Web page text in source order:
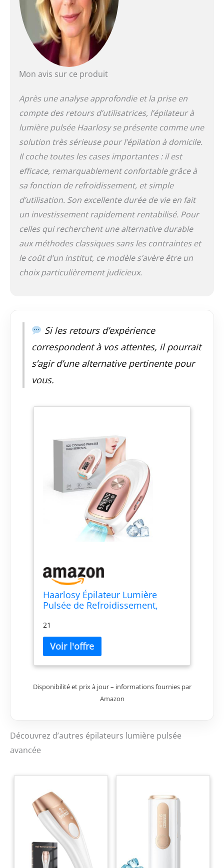
Mon avis sur ce produit
Après une analyse approfondie et la prise en
compte des retours d’utilisatrices, l’épilateur à
lumière pulsée Haarlosy se présente comme une
solution très sérieuse pour l’épilation à domicile.
Il coche toutes les cases importantes : il est
efficace, remarquablement confortable grâce à
sa fonction de refroidissement, et simple
d’utilisation. Son excellente durée de vie en fait
un investissement rapidement rentabilisé. Pour
celles qui recherchent une alternative durable
aux méthodes classiques sans les contraintes et
le coût d’un institut, ce modèle s’avère être un
choix particulièrement judicieux.
Si les retours d’expérience
correspondent à vos attentes, il pourrait
s’agir d’une alternative pertinente pour
vous.
Haarlosy Épilateur Lumière
Pulsée de Refroidissement,
Épilateur Definitive, 2 Modes 5
Niveaux Énergie Épilation Laser
pour
Visage/Corps/Maillot/Aisselles,
Rose
21
Disponibilité et prix à jour – informations fournies par
Amazon
Découvrez d’autres épilateurs lumière pulsée
avancée